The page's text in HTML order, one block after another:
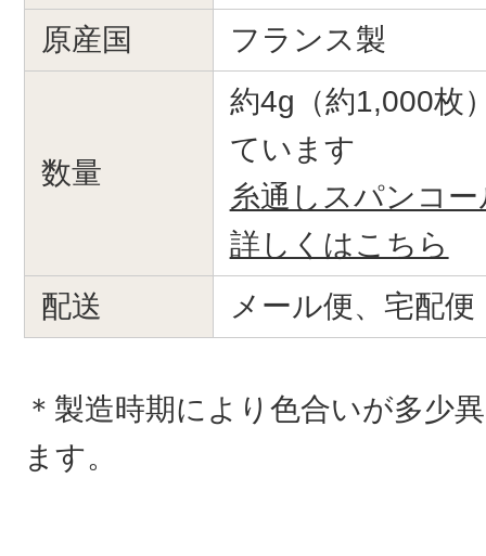
原産国 フランス製
数量
約4g（約1,000枚
ています
糸通しスパンコ
詳しくはこちら
配送
メール便、宅配便
＊製造時期により色合いが多少
ます。